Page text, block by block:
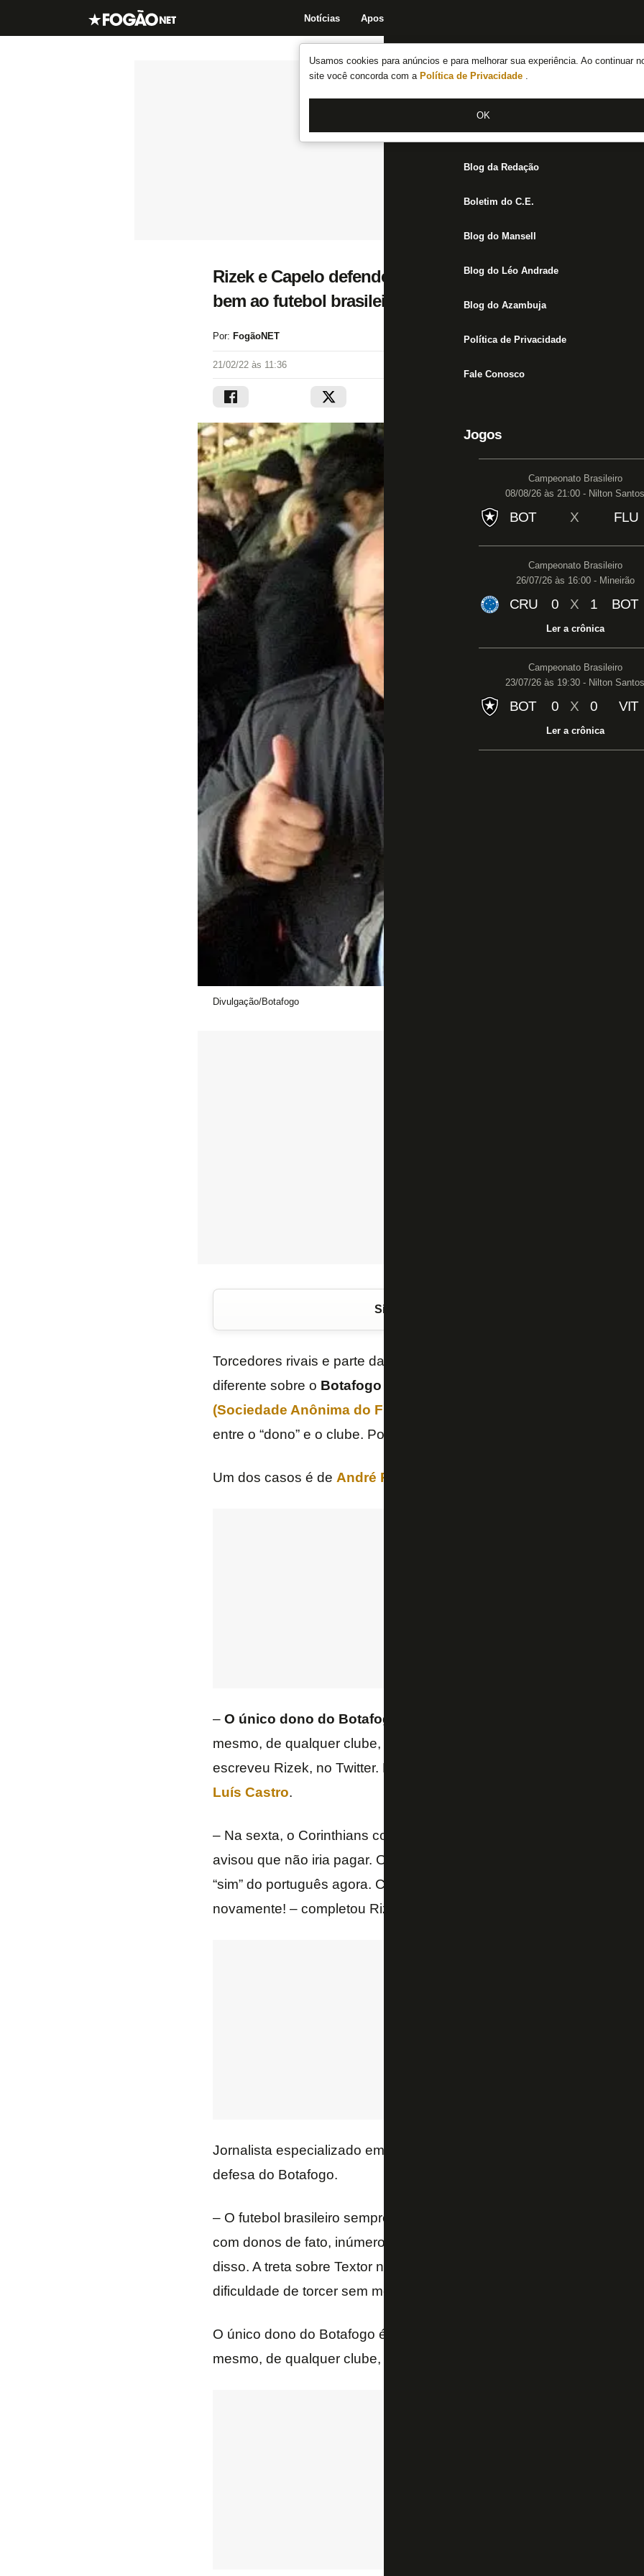
Usamos cookies para anúncios e para melhorar sua experiência. Ao continuar
site você concorda com a Política de Privacidade .
OK
Notícias Apostas
Notícias do Botafogo
Fórum
Jogos
Blog da Redação
Boletim do C.E.
Blog do Mansell
Blog do Léo Andrade
Blog do Azambuja
Política de Privacidade
Fale Conosco
Jogos
Campeonato Brasileiro
08/08/26 às 21:00 - Nilton Santos
BOT X FLU
Campeonato Brasileiro
26/07/26 às 16:00 - Mineirão
CRU 0 X 1 BOT
Ler a crônica
Campeonato Brasileiro
23/07/26 às 19:30 - Nilton Santos
BOT 0 X 0 VIT
Ler a crônica
Rizek e Capelo defendem Botafogo de críticas por ‘ter
bem ao futebol brasileiro ter o clube forte novamente’
Por: FogãoNET
21/02/22 às 11:36
Divulgação/Botafogo
Siga o FogãoNET
Torcedores rivais e parte da mídia iniciaram no fim de semana
diferente sobre o Botafogo
(Sociedade Anônima do Futebol)
entre o “dono” e o clube. Porém, há jornalistas que defenderam o
Um dos casos é de André Rizek
– O único dono do Botafogo é sua torcida
mesmo, de qualquer clube, é a torcida. Bom domingo a todas as
escreveu Rizek, no Twitter. Mais tarde, ele compartilhou notícia do
Luís Castro.
– Na sexta, o Corinthians contava com o acerto – faltava a multa
avisou que não iria pagar. O Botafogo se manteve no páreo e está
“sim” do português agora. Como faz bem ao futebol brasileiro ter o
novamente! – completou Rizek.
Jornalista especializado em negócios do esporte,
defesa do Botafogo.
– O futebol brasileiro sempre teve nos clubes a figura do investidor –
com donos de fato, inúmeros mecenas. Nenhuma conquista vale
disso. A treta sobre Textor no Botafogo (“não é o clube, é o dono”) só
dificuldade de torcer sem menosprezar – disse.
O único dono do Botafogo é sua torcida. Textor é acionista
mesmo, de qualquer clube, é a torcida. Bom domingo a todas as